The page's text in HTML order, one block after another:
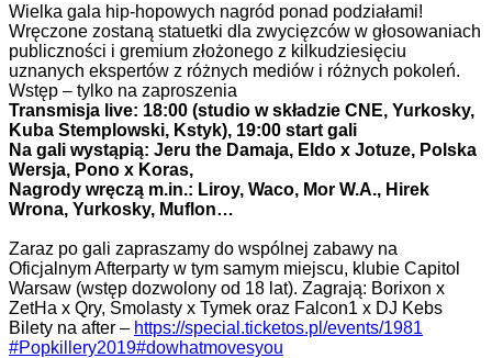
Wielka gala hip-hopowych nagród ponad podziałami!
Wręczone zostaną statuetki dla zwycięzców w głosowaniach
publiczności i gremium złożonego z kilkudziesięciu
uznanych ekspertów z różnych mediów i różnych pokoleń.
Wstęp – tylko na zaproszenia
Transmisja live: 18:00 (studio w składzie CNE, Yurkosky,
Kuba Stemplowski, Kstyk), 19:00 start gali
Na gali wystąpią: Jeru the Damaja, Eldo x Jotuze, Polska
Wersja, Pono x Koras,
Nagrody wręczą m.in.: Liroy, Waco, Mor W.A., Hirek
Wrona, Yurkosky, Muflon…
Zaraz po gali zapraszamy do wspólnej zabawy na
Oficjalnym Afterparty w tym samym miejscu, klubie Capitol
Warsaw (wstęp dozwolony od 18 lat). Zagrają: Borixon x
ZetHa x Qry, Smolasty x Tymek oraz Falcon1 x DJ Kebs
Bilety na after – https://special.ticketos.pl/events/1981
#Popkillery2019#dowhatmovesyou